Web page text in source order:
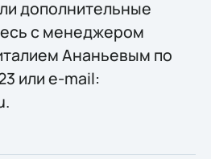
дополнительные
с менеджером
Ананьевым по
или e-mail: